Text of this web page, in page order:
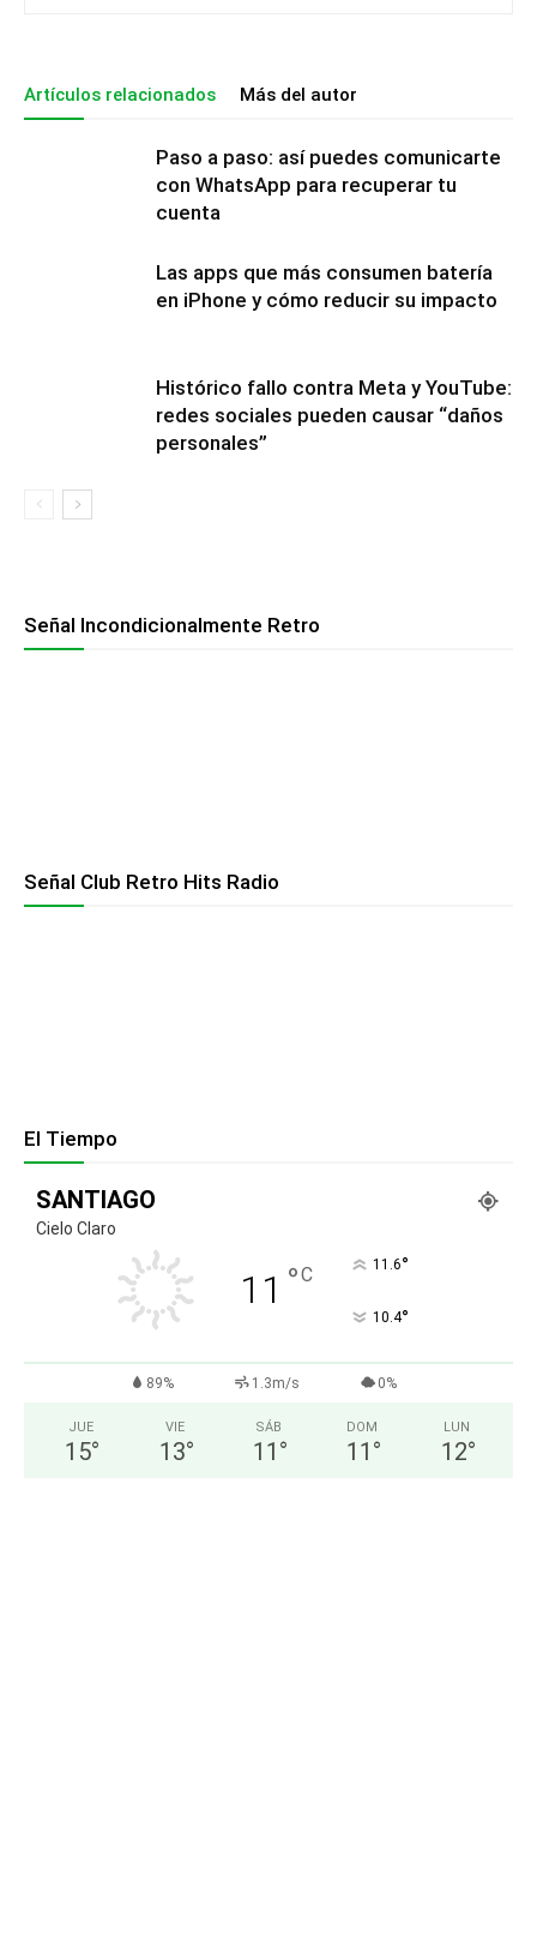
Artículos relacionados Más del autor
Paso a paso: así puedes comunicarte
con WhatsApp para recuperar tu
cuenta
Las apps que más consumen batería
en iPhone y cómo reducir su impacto
Histórico fallo contra Meta y YouTube:
redes sociales pueden causar “daños
personales”
Señal Incondicionalmente Retro
Señal Club Retro Hits Radio
El Tiempo
SANTIAGO
Cielo Claro
11 °C 11.6°
10.4°
89% 1.3m/s 0%
JUE
15°
VIE
13°
SÁB
11 °
DOM
11 °
LUN
12°